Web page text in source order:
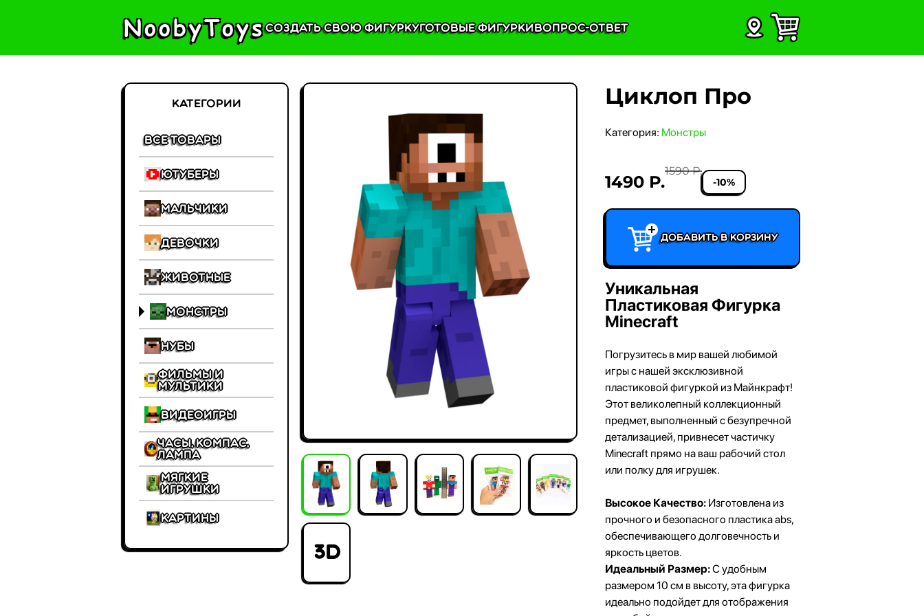
NoobyToysСоздать свою фигуркуГотовые фигуркиВопрос-ответ
Категории
Все товары
Ютуберы
Мальчики
Девочки
Животные
Монстры
Нубы
Фильмы и
Мультики
Видеоигры
Часы, Компас,
Лампа
Мягкие
игрушки
Картины
3D
Циклоп Про
Категория: Монстры
1490 Р.
1590 Р.
-10%
Добавить в корзину
Уникальная
Пластиковая Фигурка
Minecraft
Погрузитесь в мир вашей любимой
игры с нашей эксклюзивной
пластиковой фигуркой из Майнкрафт!
Этот великолепный коллекционный
предмет, выполненный с безупречной
детализацией, привнесет частичку
Minecraft прямо на ваш рабочий стол
или полку для игрушек.
Высокое Качество: Изготовлена из
прочного и безопасного пластика abs,
обеспечивающего долговечность и
яркость цветов.
Идеальный Размер:С удобным
размером 10 см в высоту, эта фигурка
идеально подойдет для отображения